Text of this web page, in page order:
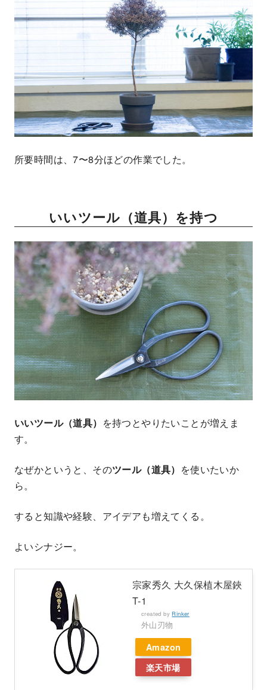
所要時間は、7〜8分ほどの作業でした。
いいツール（道具）を持つ
いいツール（道具） を持つとやりたいことが増えま
す。
なぜかというと、そのツール（道具） を使いたいか
ら。
すると知識や経験、アイデアも増えてくる。
よいシナジー。
宗家秀久 大久保植木屋鋏
T-1
created by Rinker
外山刃物
Amazon
楽天市場